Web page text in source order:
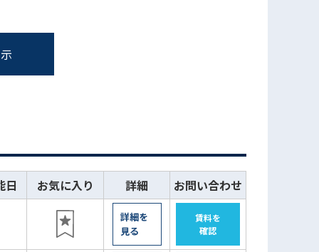
日 お気に入り 詳細 お問い合わせ
詳細を
見る
賃料を
確認